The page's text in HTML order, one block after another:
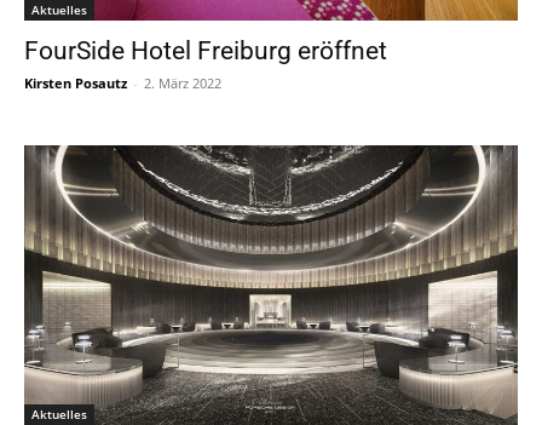
Aktuelles
FourSide Hotel Freiburg eröffnet
Kirsten Posautz - 2. März 2022
Aktuelles